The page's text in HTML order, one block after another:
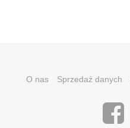
O nas Sprzedaż danych